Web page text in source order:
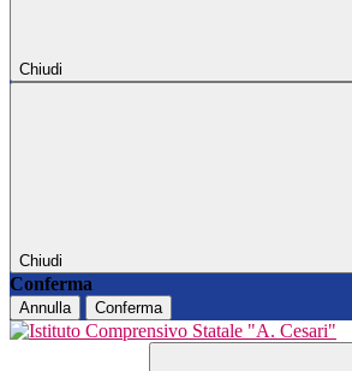
Chiudi
Chiudi
Conferma
Annulla Conferma